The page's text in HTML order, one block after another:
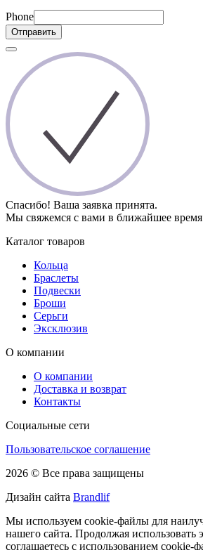
Phone
Отправить
Спасибо! Ваша заявка принята.
Мы свяжемся с вами в ближайшее
Каталог товаров
Кольца
Браслеты
Подвески
Броши
Серьги
Эксклюзив
О компании
О компании
Доставка и возврат
Контакты
Социальные сети
Пользовательское соглашение
2026 © Все права защищены
Дизайн сайта Brandlif
Мы используем cookie-файлы для
нашего сайта. Продолжая использовать
соглашаетесь с использованием cookie-